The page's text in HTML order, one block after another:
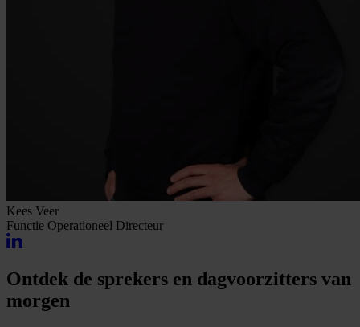
Kees Veer
Functie Operationeel Directeur
Ontdek de sprekers en dagvoorzitters van
morgen